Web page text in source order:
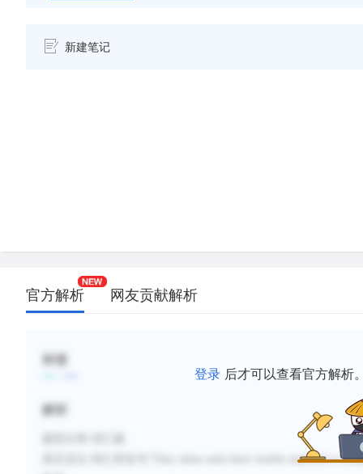
新建笔记
官方解析 网友贡献解析
登录 后才可以查看官方解析
标签
解析
They shine until their fusible material is